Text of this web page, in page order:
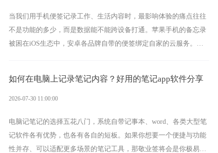
当我们用手机便签记录工作、生活内容时，最影响体验的痛点往往
不是功能的多少，而是数据能不能跨设备打通。苹果手机的备忘录
被困在iOS生态中，安卓各品牌自带的便签绑定自家的云服务。而
如何在电脑上记录笔记内容？好用的笔记app软件分享
2026-07-30 11:00:00
电脑记笔记的选择五花八门，系统自带记事本、word、各类大型笔
记软件各有优势，也各有各自的短板。如果你想要一个便捷与功能
性并存、可以适配更多场景的笔记工具，那敬业签将会是你极易上